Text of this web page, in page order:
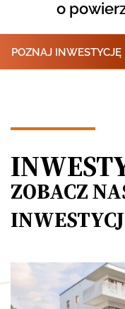
o
POZNAJ INWESTYCJĘ
o
POZNAJ INWESTYCJĘ
o
POZNAJ INWESTYCJĘ
o
POZNAJ INWESTYCJĘ
ZOBACZ